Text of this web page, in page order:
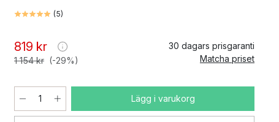
(5)
819 kr
1 154 kr (-29%)
30 dagars prisgaranti
Matcha priset
Lägg i varukorg